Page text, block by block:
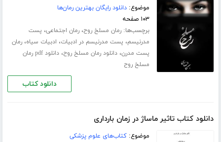
موضوع:دانلود رایگان بهترین رمان‌ها
۱۰۳ صفحه
برچسب‌ها:رمان مسلخ روح،رمان اجتماعی، پست
مدرنیسم، پست مدرنیسم در ادبیات، ادبیات سیاه،رمان
پست مدرن،دانلود رمان مسلخ روح،
دانلود pdf رمان
مسلخ روح
دانلود کتاب
دانلود کتاب تاثیر ماساژ در زمان بارداری
موضوع:کتاب‌های علوم پزشکی